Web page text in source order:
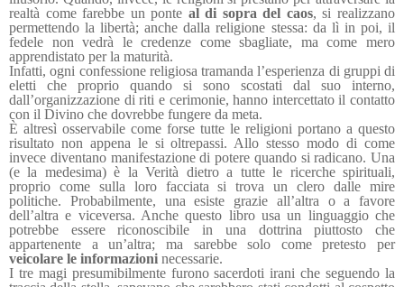
realtà come farebbe un ponte al di sopra del caos, si realizzano
permettendo la libertà; anche dalla religione stessa: da lì in poi, il
fedele non vedrà le credenze come sbagliate, ma come mero
apprendistato per la maturità.
Infatti, ogni confessione religiosa tramanda l’esperienza di gruppi di
eletti che proprio quando si sono scostati dal suo interno,
dall’organizzazione di riti e cerimonie, hanno intercettato il contatto
con il Divino che dovrebbe fungere da meta.
È altresì osservabile come forse tutte le religioni portano a questo
risultato non appena le si oltrepassi. Allo stesso modo di come
invece diventano manifestazione di potere quando si radicano. Una
(e la medesima) è la Verità dietro a tutte le ricerche spirituali,
proprio come sulla loro facciata si trova un clero dalle mire
politiche. Probabilmente, una esiste grazie all’altra o a favore
dell’altra e viceversa. Anche questo libro usa un linguaggio che
potrebbe essere riconoscibile in una dottrina piuttosto che
appartenente a un’altra; ma sarebbe solo come pretesto per
veicolare le informazioni necessarie.
I tre magi presumibilmente furono sacerdoti irani che seguendo la